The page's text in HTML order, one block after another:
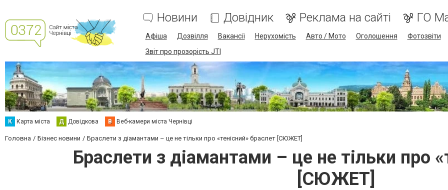
Новини Довідник Реклама на сайті ГО
Афіша Дозвілля Вакансії Нерухомість Авто / Мото Оголошення
Фотозвіти
Звіт про прозорість JTI
К Карта міста Д Довідкова В Веб-камери міста Чернівці
Головна Бізнес новини Браслети з діамантами – це не тільки про «тенісний» браслет [СЮЖЕТ]
Браслети з діамантами – це не тільки про
[СЮЖЕТ]